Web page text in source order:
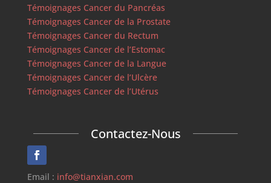
Témoignages Cancer du Pancréas
Témoignages Cancer de la Prostate
Témoignages Cancer du Rectum
Témoignages Cancer de l’Estomac
Témoignages Cancer de la Langue
Témoignages Cancer de l’Ulcère
Témoignages Cancer de l’Utérus
Contactez-Nous
Email : info@tianxian.com